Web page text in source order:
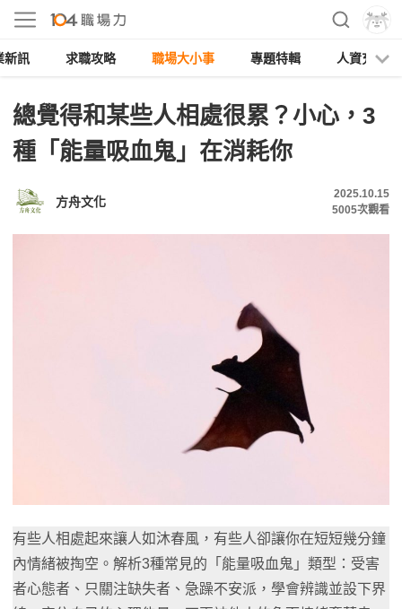
新訊 求職攻略 職場大小事 專題特輯 人資充電
總覺得和某些人相處很累？小心，3
種「能量吸血鬼」在消耗你
方舟文化
2025.10.15
5005次觀看
有些人相處起來讓人如沐春風，有些人卻讓你在短短幾分鐘
內情緒被掏空。解析3種常見的「能量吸血鬼」類型：受害
者心態者、只關注缺失者、急躁不安派，學會辨識並設下界